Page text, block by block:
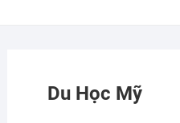
Du Học Mỹ